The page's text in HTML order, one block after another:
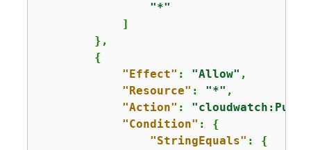
"*"
            ]
        },
{
"Effect" : "Allow" ,
"Resource" : "*" ,
"Action" :
"Condition" : {
"StringEquals" : {